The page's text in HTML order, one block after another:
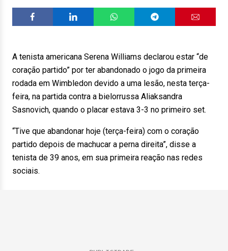
A tenista americana Serena Williams declarou estar “de
coração partido” por ter abandonado o jogo da primeira
rodada em Wimbledon devido a uma lesão, nesta terça-
feira, na partida contra a bielorrussa Aliaksandra
Sasnovich, quando o placar estava 3-3 no primeiro set.
“Tive que abandonar hoje (terça-feira) com o coração
partido depois de machucar a perna direita”, disse a
tenista de 39 anos, em sua primeira reação nas redes
sociais.